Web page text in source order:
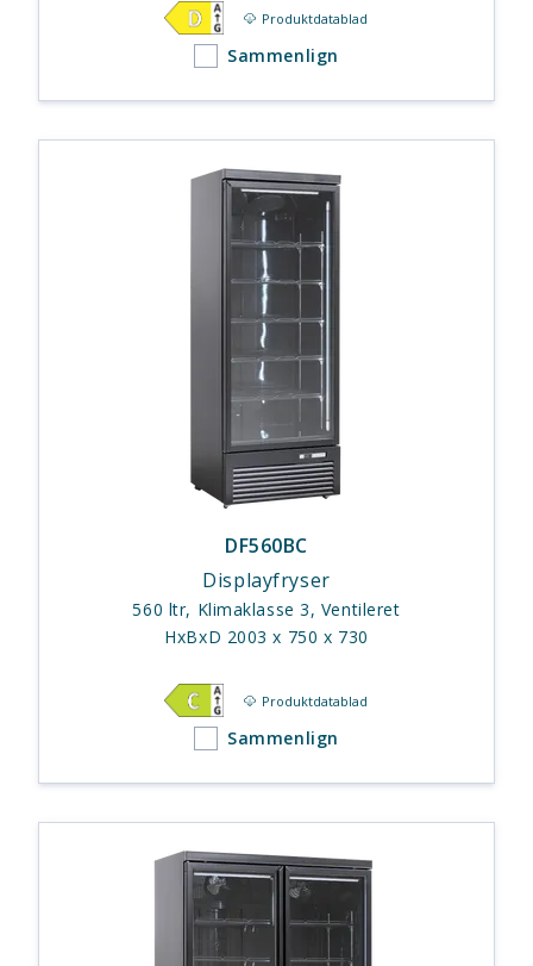
Produktdatablad
Sammenlign
DF560BC
Displayfryser
560 ltr, Klimaklasse 3, Ventileret
HxBxD 2003 x 750 x 730
Produktdatablad
Sammenlign